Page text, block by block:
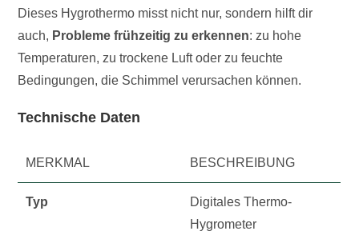
Dieses Hygrothermo misst nicht nur, sondern hilft dir
auch, Probleme frühzeitig zu erkennen: zu hohe
Temperaturen, zu trockene Luft oder zu feuchte
Bedingungen, die Schimmel verursachen können.
Technische Daten
MERKMAL BESCHREIBUNG
Typ
Digitales Thermo-
Hygrometer